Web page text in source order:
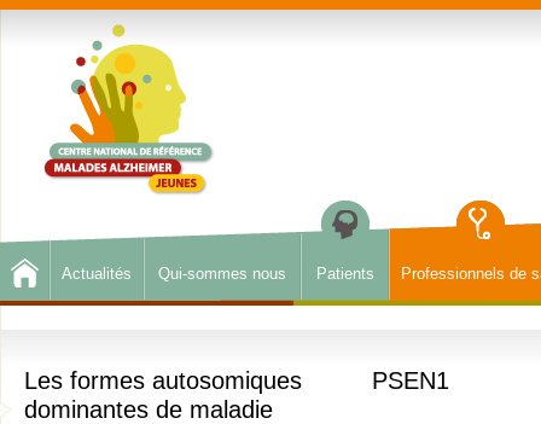
Actualités Qui-sommes nous Patients Professionnels de
Les formes autosomiques
dominantes de maladie
PSEN1